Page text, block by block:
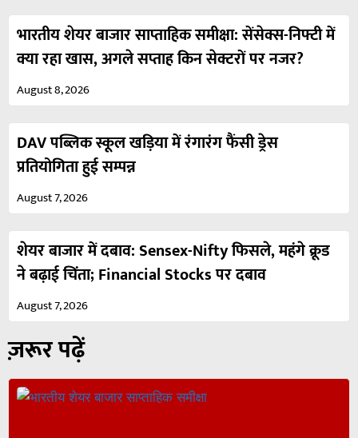
भारतीय शेयर बाजार साप्ताहिक समीक्षा: सेंसेक्स-निफ्टी में
क्या रहा खास, अगले सप्ताह किन सेक्टरों पर नजर?
August 8, 2026
DAV पब्लिक स्कूल खड़िया में रंगारंग फैंसी ड्रेस
प्रतियोगिता हुई सम्पन्न
August 7, 2026
शेयर बाजार में दबाव: Sensex-Nifty फिसले, महंगे क्रूड
ने बढ़ाई चिंता; Financial Stocks पर दबाव
August 7, 2026
ज़रूर पढ़ें